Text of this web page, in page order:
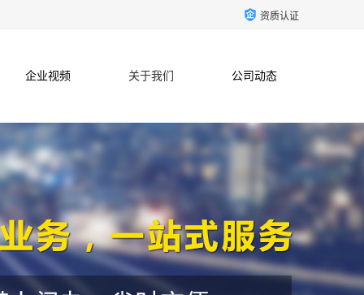
资质认证
企业视频 关于我们 公司动态
联系方式